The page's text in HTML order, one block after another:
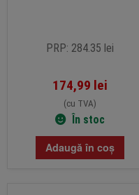
PRP: 284.35 lei
174,99 lei
(cu TVA)
În stoc
Adaugă în coș